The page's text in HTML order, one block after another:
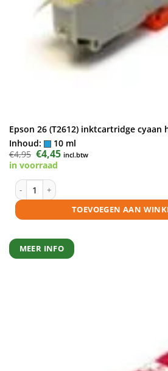
Epson 26 (T2612) inktcartridge cyaan
Inhoud:
10 ml
€4,95 Oorspronkelijke
prijs
was:
€4,45Huidige
prijs
incl.btw
in voorraad
Epson 26 (T2612) inktcartridge cyaan
TOEVOEGEN AAN
MEER INFO